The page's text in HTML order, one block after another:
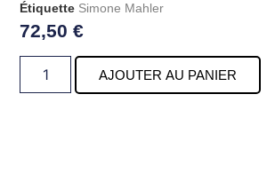
Étiquette Simone Mahler
72,50€
AJOUTER AU PANIER